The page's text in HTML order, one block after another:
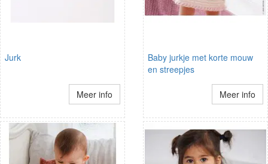
Jurk
Meer info
Baby jurkje met korte mouw
en streepjes
Meer info